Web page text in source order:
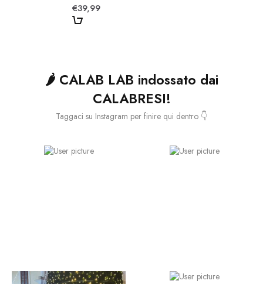
€39,99
🌶️ CALAB LAB indossato dai
CALABRESI!
Taggaci su Instagram per finire qui dentro 👇